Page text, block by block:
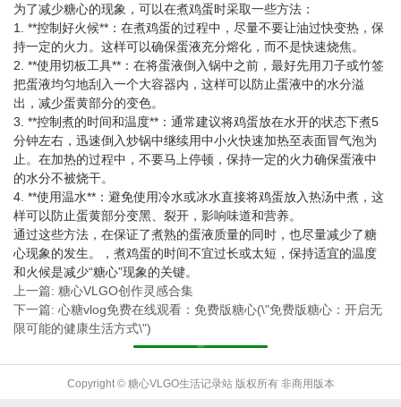
为了减少糖心的现象，可以在煮鸡蛋时采取一些方法：
1. **控制好火候**：在煮鸡蛋的过程中，尽量不要让油过快变热，保
持一定的火力。这样可以确保蛋液充分熔化，而不是快速烧焦。
2. **使用切板工具**：在将蛋液倒入锅中之前，最好先用刀子或竹签
把蛋液均匀地刮入一个大容器内，这样可以防止蛋液中的水分溢
出，减少蛋黄部分的变色。
3. **控制煮的时间和温度**：通常建议将鸡蛋放在水开的状态下煮5
分钟左右，迅速倒入炒锅中继续用中小火快速加热至表面冒气泡为
止。在加热的过程中，不要马上停顿，保持一定的火力确保蛋液中
的水分不被烧干。
4. **使用温水**：避免使用冷水或冰水直接将鸡蛋放入热汤中煮，这
样可以防止蛋黄部分变黑、裂开，影响味道和营养。
通过这些方法，在保证了煮熟的蛋液质量的同时，也尽量减少了糖
心现象的发生。，煮鸡蛋的时间不宜过长或太短，保持适宜的温度
和火候是减少“糖心”现象的关键。
上一篇: 糖心VLGO创作灵感合集
下一篇: 心糖vlog免费在线观看：免费版糖心(\"免费版糖心：开启无
限可能的健康生活方式\")
Copyright © 糖心VLGO生活记录站 版权所有 非商用版本